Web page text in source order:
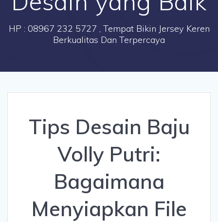
HP : 08967 232 5727 , Tempat Bikin Jersey Keren
Berkualitas Dan Terpercaya
Tips Desain Baju
Volly Putri:
Bagaimana
Menyiapkan File